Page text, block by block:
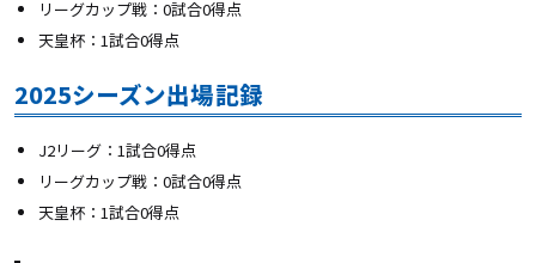
リーグカップ戦：0試合0得点
天皇杯：1試合0得点
2025シーズン出場記録
J2リーグ：1試合0得点
リーグカップ戦：0試合0得点
天皇杯：1試合0得点